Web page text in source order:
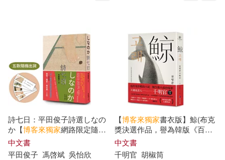
ARENSKI(1)
Alizabeth 娘娘（林正輝）(1)
Amy黃文俞(1)
詩七日：平田俊子詩選しなの
か【博客來獨家網路限定隨書
附限量典藏貼紙(五款隨機出
貨)】
中文書
平田俊子 馮啓斌 吳怡欣
【博客來獨家書衣版】鯨(布克
獎決選作品，譽為韓版《百年
孤寂》)
中文書
千明官 胡椒筒